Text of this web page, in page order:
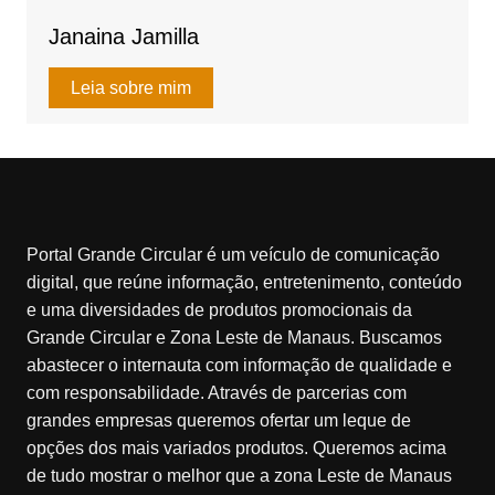
Janaina Jamilla
Leia sobre mim
Portal Grande Circular é um veículo de comunicação
digital, que reúne informação, entretenimento, conteúdo
e uma diversidades de produtos promocionais da
Grande Circular e Zona Leste de Manaus. Buscamos
abastecer o internauta com informação de qualidade e
com responsabilidade. Através de parcerias com
grandes empresas queremos ofertar um leque de
opções dos mais variados produtos. Queremos acima
de tudo mostrar o melhor que a zona Leste de Manaus